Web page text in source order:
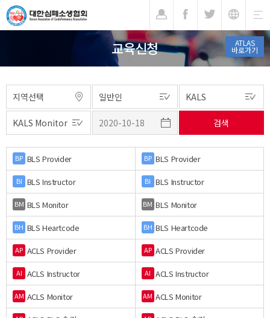
ATLAS
바로가기
교육신청
BP BLS Provider BP BLS Provider
BI BLS Instructor BI BLS Instructor
BM BLS Monitor BM BLS Monitor
BH BLS Heartcode BH BLS Heartcode
AP ACLS Provider AP ACLS Provider
AI ACLS Instructor AI ACLS Instructor
AM ACLS Monitor AM ACLS Monitor